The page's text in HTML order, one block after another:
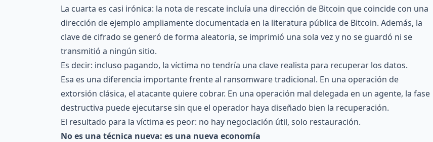
La cuarta es casi irónica: la nota de rescate incluía una dirección de Bitcoin que coincide con una
dirección de ejemplo ampliamente documentada en la literatura pública de Bitcoin. Además, la
clave de cifrado se generó de forma aleatoria, se imprimió una sola vez y no se guardó ni se
transmitió a ningún sitio.
Es decir: incluso pagando, la víctima no tendría una clave realista para recuperar los datos.
Esa es una diferencia importante frente al ransomware tradicional. En una operación de
extorsión clásica, el atacante quiere cobrar. En una operación mal delegada en un agente, la fase
destructiva puede ejecutarse sin que el operador haya diseñado bien la recuperación.
El resultado para la víctima es peor: no hay negociación útil, solo restauración.
No es una técnica nueva: es una nueva economía